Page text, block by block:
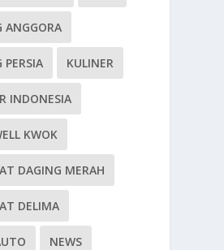
ANGGORA
PERSIA KULINER
INDONESIA
KWOK
DAGING MERAH
DELIMA
NEWS